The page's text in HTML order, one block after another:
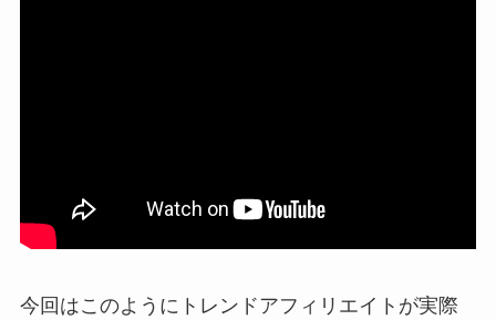
今回はこのようにトレンドアフィリエイトが実際